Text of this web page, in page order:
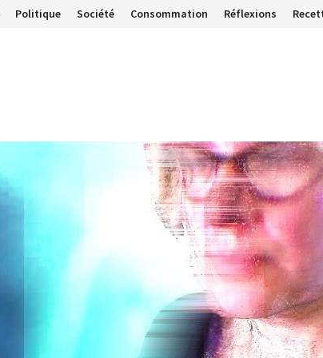
Politique Société Consommation Réflexions